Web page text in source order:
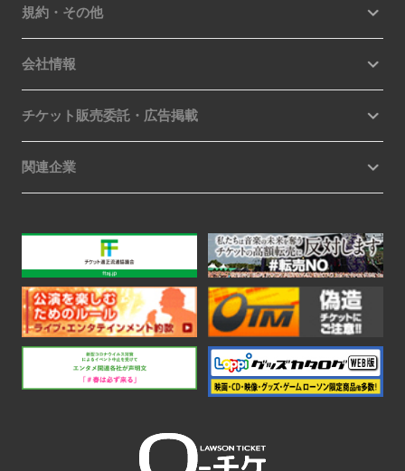
規約・その他
会社情報
チケット販売委託・広告掲載
関連企業